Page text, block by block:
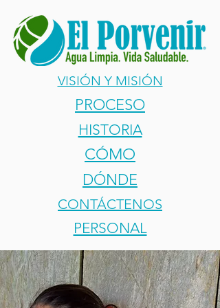
VISIÓN Y MISIÓN
PROCESO
HISTORIA
CÓMO
DÓNDE
CONTÁCTENOS
PERSONAL